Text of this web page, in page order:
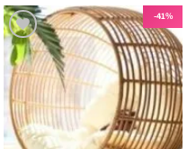
יש
מספר
סוגים.
ניתן
את
האפשרויות
41%-
הוסף
לרשימת
המשאלות